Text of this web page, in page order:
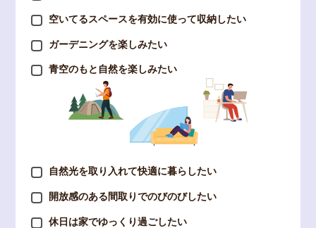
空いてるスペースを有効に使って収納したい
ガーデニングを楽しみたい
青空のもと自然を楽しみたい
自然光を取り入れて快適に暮らしたい
開放感のある間取りでのびのびしたい
休日は家でゆっくり過ごしたい